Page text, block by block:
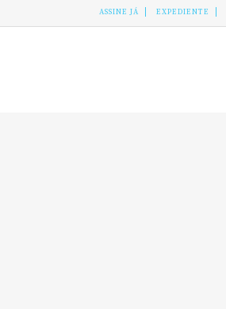
ASSINE JÁ EXPEDIENTE